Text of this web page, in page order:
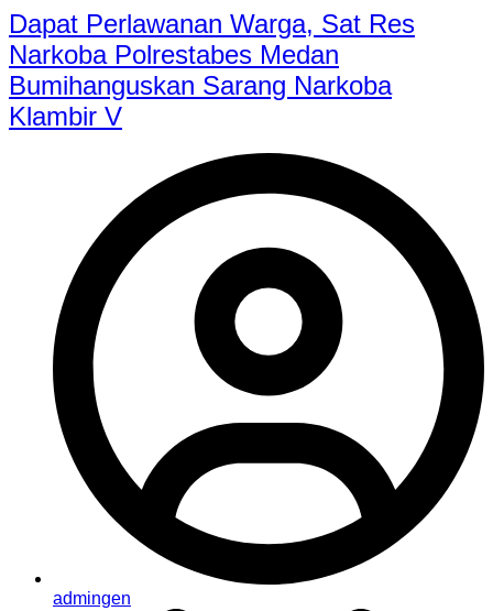
Dapat Perlawanan Warga, Sat Res
Narkoba Polrestabes Medan
Bumihanguskan Sarang Narkoba
Klambir V
admingen